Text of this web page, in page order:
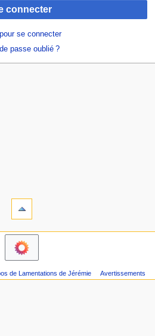
connecter
se connecter
passe oublié ?
de Lamentations de Jérémie Avertissements